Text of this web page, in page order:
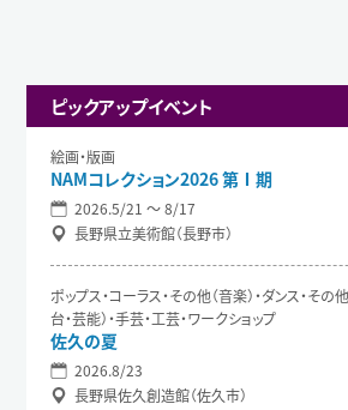
ピックアップイベント
絵画・版画
NAMコレクション2026 第Ⅰ期
2026.5/21 〜 8/17
長野県立美術館（長野市）
ポップス・コーラス・その他（音楽）・ダンス・その
台・芸能）・手芸・工芸・ワークショップ
佐久の夏
2026.8/23
長野県佐久創造館（佐久市）